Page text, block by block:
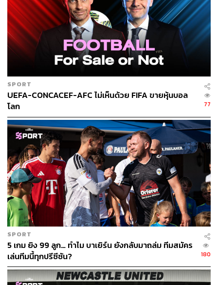
โดยที่ดาวเตะวัย 20 ปีเองก็ดูเหมือนจะเชื่อใน ‘โปรเจกต์’ การ
ชุบชีวิตปีศาจแดงที่กำลังเป็นไปในทิศทางที่ถูกต้องอีกครั้ง
แม้ว่า โอเล กุนนาร์ โซลชาร์ จะใช้เวลาไม่น้อย และเกือบที่
จะหมดเวลาในการคุมทีมอยู่แล้วด้วยซ้ำ
เรื่องนี้ก็ไม่ผิดอะไรเพราะเวลานี้แมนฯ ยูไนเต็ด เป็นหนึ่งในทีม
ที่น่าตื่นเต้นและน่าจับตามองมากที่สุดของพรีเมียร์ลีก หลัง
จากที่ทีมกลับมาทำผลงานได้อย่างร้อนแรงในช่วงครึ่งฤดูกาล
หลัง
แม้จะเคยมีข่าวกับลิเวอร์พูล แต่ในเมื่อแชมป์พรีเมียร์ลีกไม่มี
แนวคิดที่จะทุ่มเงินมหาศาลเพื่อคว้าตัวนักเตะในระดับนี้มา
ร่วมทีม ก็ไม่มีเหตุผลอะไรที่จะต้องรอ และแมนฯ ยูไนเต็ดเอง
ก็ไม่ใช่ทีมไก่กา ถึงจะตกต่ำไปบ้างแต่การกลับมาเข้ารูปเข้า
รอย และการได้ไปแชมเปียนส์ลีกอีกครั้งก็มีส่วนช่วยในการ
ตัดสินใจของปีกเจ้าพ่อ YouTube อย่างมาก
ไม่นับเรื่องของเงินค่าเหนื่อยที่จะได้รับมากมายมหาศาลกว่า
ครั้งอยู่กับดอร์ทมุนด์ และเป็นจำนวนที่ยากมากที่จะหาทีม
ไหนจ่ายให้เขาได้ในระดับนี้
และสิ่งสำคัญที่สุดคือการที่เขาจะสามารถหนีพ้นจากดอร์
ทมุนด์ หลังจากที่มีปัญหาภายในสโมสรจนต้องการที่จะย้าย
SPORT
UEFA-CONCACEF-AFC ไม่เห็นด้วย FIFA ขายหุ้นบอล
โลก
77
SPORT
5 เกม ยิง 99 ลูก… ทำไม บาเยิร์น ยังกลับมาถล่ม ทีมสมัคร
เล่นทีมนี้ทุกปรีซีซัน?
180